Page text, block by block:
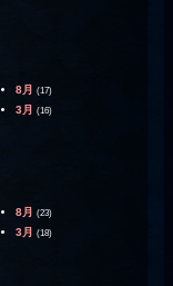
8月 (17)
3月 (16)
8月 (23)
3月 (18)